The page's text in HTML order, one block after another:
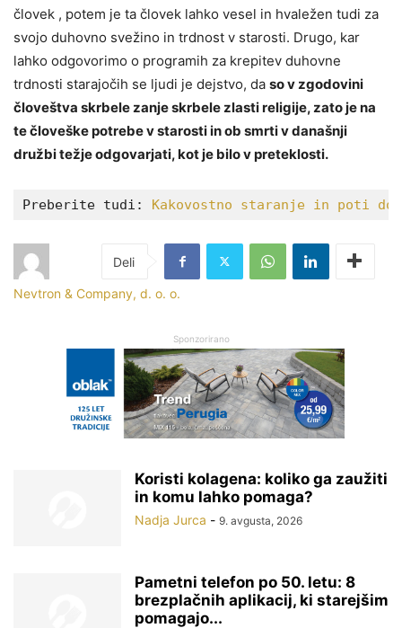
človek , potem je ta človek lahko vesel in hvaležen tudi za
svojo duhovno svežino in trdnost v starosti. Drugo, kar
lahko odgovorimo o programih za krepitev duhovne
trdnosti starajočih se ljudi je dejstvo, da so v zgodovini
človeštva skrbele zanje skrbele zlasti religije, zato je na
te človeške potrebe v starosti in ob smrti v današnji
družbi težje odgovarjati, kot je bilo v preteklosti.
Preberite tudi: Kakovostno staranje in poti do
Nevtron & Company, d. o. o.
Sponzorirano
Koristi kolagena: koliko ga zaužiti
in komu lahko pomaga?
Nadja Jurca - 9. avgusta, 2026
Pametni telefon po 50. letu: 8
brezplačnih aplikacij, ki starejšim
pomagajo...